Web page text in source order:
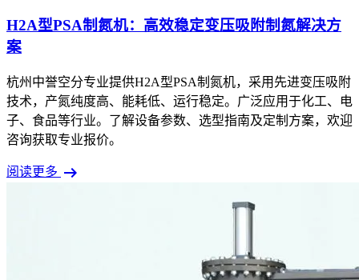
H2A型PSA制氮机：高效稳定变压吸附制氮解决方
案
杭州中誉空分专业提供H2A型PSA制氮机，采用先进变压吸附
技术，产氮纯度高、能耗低、运行稳定。广泛应用于化工、电
子、食品等行业。了解设备参数、选型指南及定制方案，欢迎
咨询获取专业报价。
阅读更多 arrow_right_alt